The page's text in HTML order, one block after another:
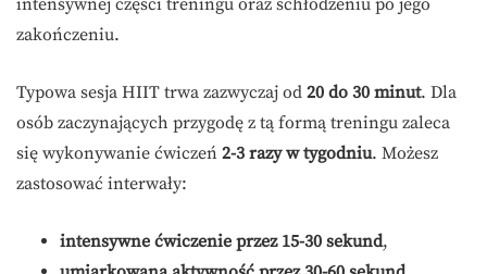
zakończeniu.
Typowa sesja HIIT trwa zazwyczaj od 20 do 30 minut. Dla
osób zaczynających przygodę z tą formą treningu zaleca
się wykonywanie ćwiczeń 2-3 razy w tygodniu. Możesz
zastosować interwały:
intensywne ćwiczenie przez 15-30 sekund,